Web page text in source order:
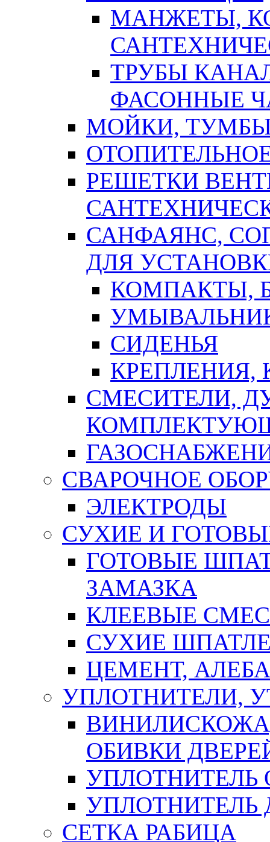
МАНЖЕТЫ,
ТРУБЫ
ФАСОННЫЕ
МОЙКИ,
РЕШЕТКИ
САНФАЯНС,
ДЛЯ
КОМПАКТЫ,
СИДЕНЬЯ
СМЕСИТЕЛИ,
СВАРОЧНОЕ
ЭЛЕКТРОДЫ
СУХИЕ И
ГОТОВЫЕ
ЗАМАЗКА
КЛЕЕВЫЕ
СУХИЕ
ЦЕМЕНТ,
УПЛОТНИТЕЛИ,
ОБИВКИ
УПЛОТНИТЕЛЬ
СЕТКА РАБИЦА